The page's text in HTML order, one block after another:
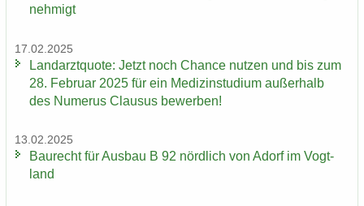
neh­migt
17.02.2025
Land­arzt­quo­te: Jetzt noch Chan­ce nut­zen und bis zum
28. Fe­bru­ar 2025 für ein Me­di­zin­stu­di­um au­ßer­halb
des Nu­me­rus Clau­sus be­wer­ben!
13.02.2025
Bau­recht für Aus­bau B 92 nörd­lich von Adorf im Vogt­
land